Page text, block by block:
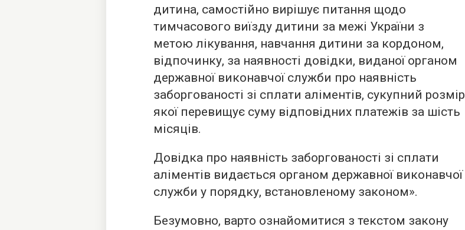
дитина, самостійно вирішує питання щодо
тимчасового виїзду дитини за межі України з
метою лікування, навчання дитини за кордоном,
відпочинку, за наявності довідки, виданої органом
державної виконавчої служби про наявність
заборгованості зі сплати аліментів, сукупний розмір
якої перевищує суму відповідних платежів за шість
місяців.
Довідка про наявність заборгованості зі сплати
аліментів видається органом державної виконавчої
служби у порядку, встановленому законом».
Безумовно, варто ознайомитися з текстом закону